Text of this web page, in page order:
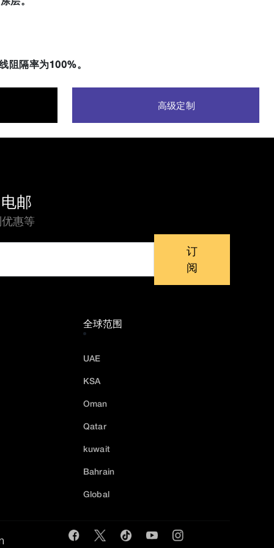
阻隔率为100%。
高级定制
邮
惠等
订
阅
全球范围
UAE
KSA
Oman
Qatar
kuwait
Bahrain
Global